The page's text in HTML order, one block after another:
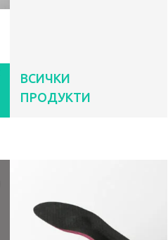
ВСИЧКИ
ПРОДУКТИ